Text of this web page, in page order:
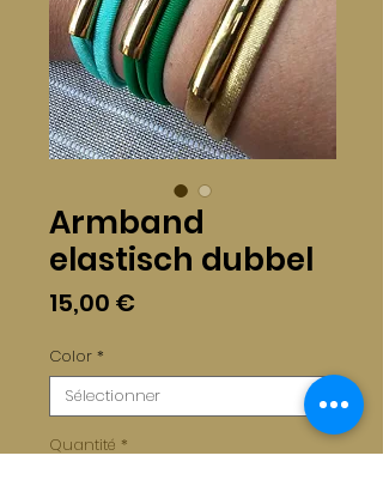
Armband
elastisch dubbel
15,00 €
Color *
Quantité *